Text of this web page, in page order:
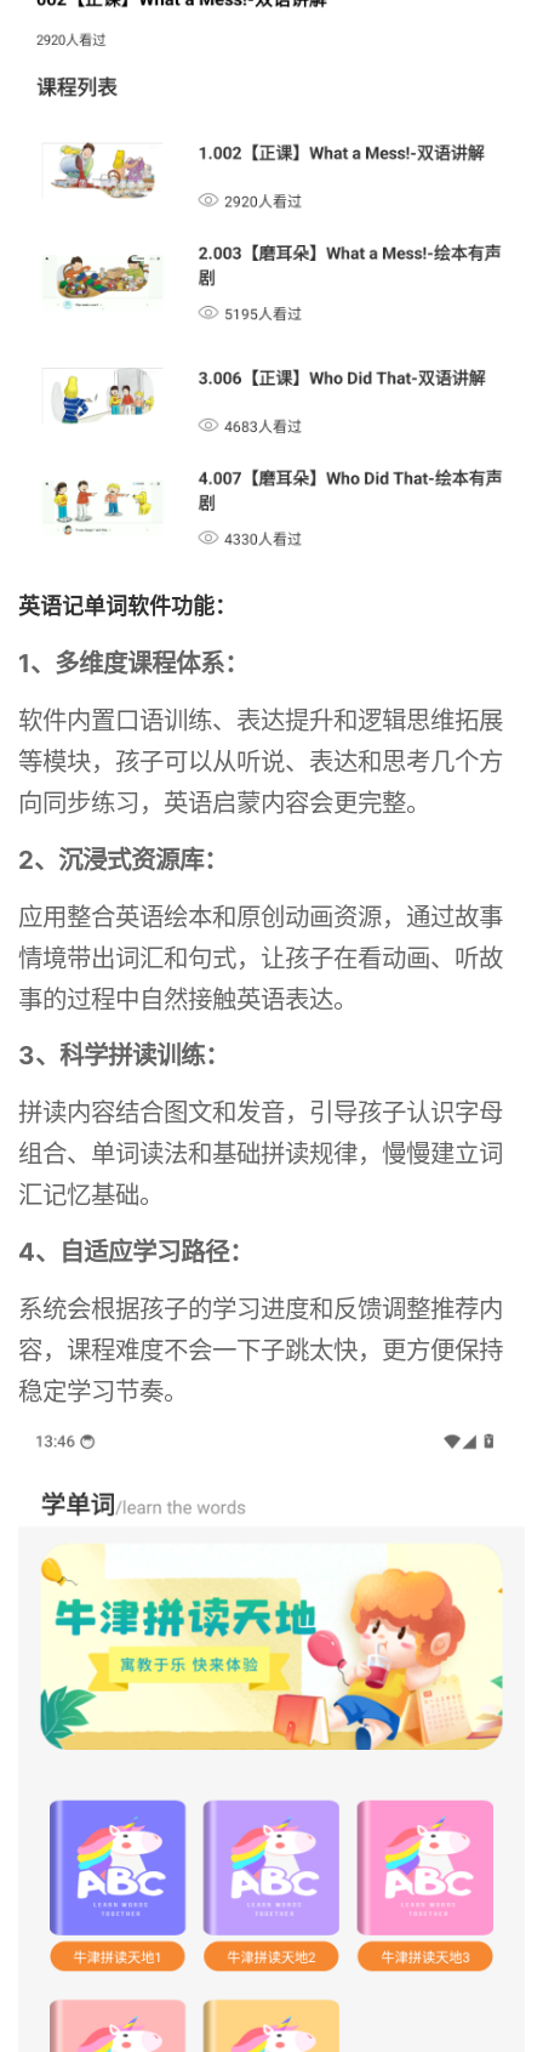
英语记单词软件功能：
1、多维度课程体系：
软件内置口语训练、表达提升和逻辑思维拓展
等模块，孩子可以从听说、表达和思考几个方
向同步练习，英语启蒙内容会更完整。
2、沉浸式资源库：
应用整合英语绘本和原创动画资源，通过故事
情境带出词汇和句式，让孩子在看动画、听故
事的过程中自然接触英语表达。
3、科学拼读训练：
拼读内容结合图文和发音，引导孩子认识字母
组合、单词读法和基础拼读规律，慢慢建立词
汇记忆基础。
4、自适应学习路径：
系统会根据孩子的学习进度和反馈调整推荐内
容，课程难度不会一下子跳太快，更方便保持
稳定学习节奏。